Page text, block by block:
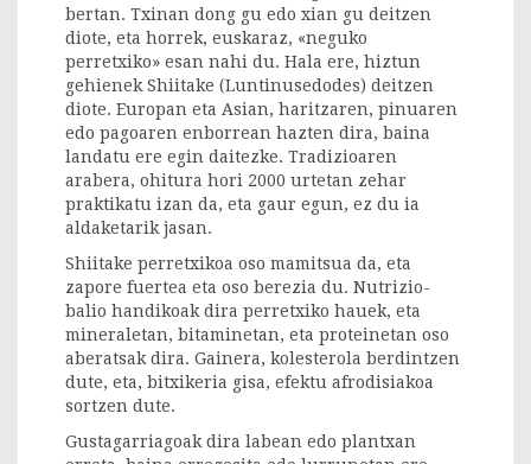
bertan. Txinan dong gu edo xian gu deitzen
diote, eta horrek, euskaraz, «neguko
perretxiko» esan nahi du. Hala ere, hiztun
gehienek Shiitake (Luntinusedodes) deitzen
diote. Europan eta Asian, haritzaren, pinuaren
edo pagoaren enborrean hazten dira, baina
landatu ere egin daitezke. Tradizioaren
arabera, ohitura hori 2000 urtetan zehar
praktikatu izan da, eta gaur egun, ez du ia
aldaketarik jasan.
Shiitake perretxikoa oso mamitsua da, eta
zapore fuertea eta oso berezia du. Nutrizio-
balio handikoak dira perretxiko hauek, eta
mineraletan, bitaminetan, eta proteinetan oso
aberatsak dira. Gainera, kolesterola berdintzen
dute, eta, bitxikeria gisa, efektu afrodisiakoa
sortzen dute.
Gustagarriagoak dira labean edo plantxan